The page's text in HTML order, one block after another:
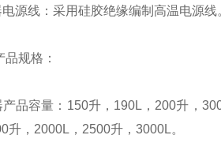
源线：采用硅胶绝缘编制高温电源线
规格：
品容量：150升，190L，200升，
升，2000L，2500升，3000L。